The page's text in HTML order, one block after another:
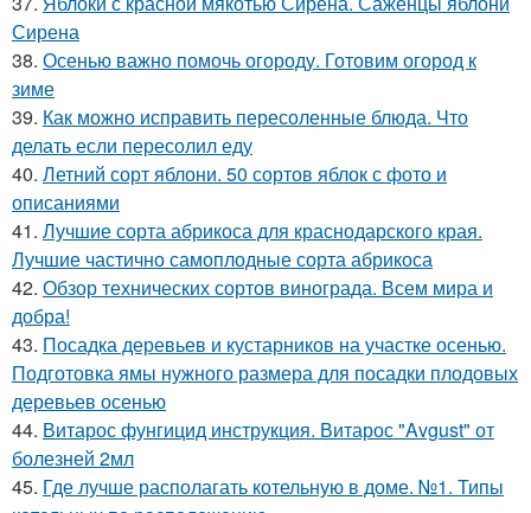
Сирена
38. Осенью важно помочь огороду. Готовим огород к
зиме
39. Как можно исправить пересоленные блюда. Что
делать если пересолил еду
40. Летний сорт яблони. 50 сортов яблок с фото и
описаниями
41. Лучшие сорта абрикоса для краснодарского края.
Лучшие частично самоплодные сорта абрикоса
42. Обзор технических сортов винограда. Всем мира и
добра!
43. Посадка деревьев и кустарников на участке осенью.
Подготовка ямы нужного размера для посадки плодовых
деревьев осенью
44. Витарос фунгицид инструкция. Витарос "Avgust" от
болезней 2мл
45. Где лучше располагать котельную в доме. №1. Типы